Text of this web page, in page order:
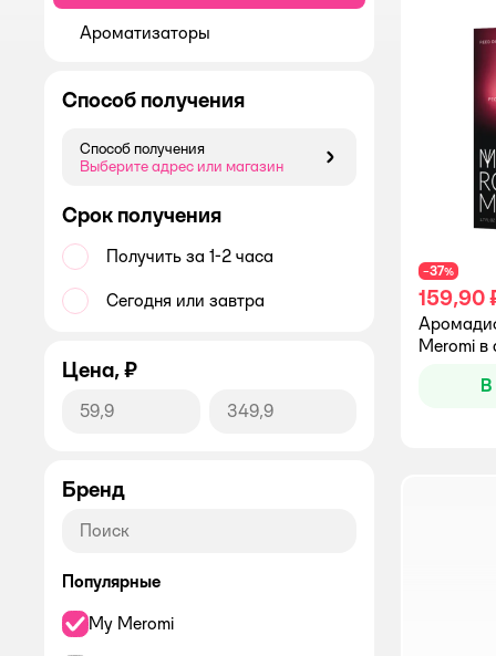
−37%
159,90
Meromi в
В
Ароматизаторы
Способ получения
Способ получения
Выберите адрес или магазин
Способ получения
Срок получения
Получить за 1-2 часа
Сегодня или завтра
Цена, ₽
Бренд
Популярные
My Meromi